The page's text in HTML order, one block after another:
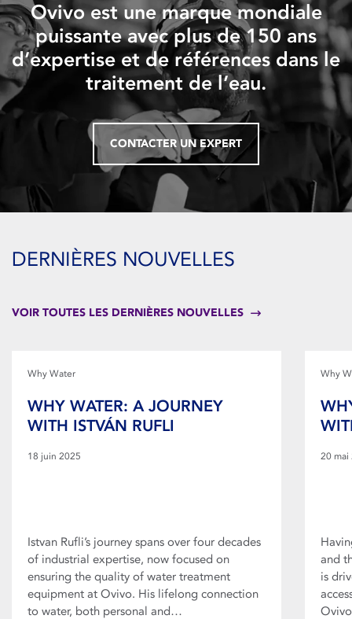
Ovivo est une marque mondiale
puissante avec plus de 150 ans
d’expertise et de références dans le
traitement de l’eau.
CONTACTER UN EXPERT
DERNIÈRES NOUVELLES
VOIR TOUTES LES DERNIÈRES NOUVELLES
Why Water
WHY WATER: A JOURNEY
WITH ISTVÁN RUFLI
18 juin 2025
Istvan Rufli’s journey spans over four decades
of industrial expertise, now focused on
ensuring the quality of water treatment
equipment at Ovivo. His lifelong connection
to water, both personal and…
Why
20 mai
and
is